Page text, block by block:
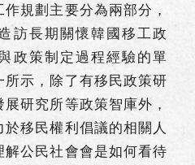
規劃主要分為兩部分，
訪長期關懷韓國移工政
政策制定過程經驗的單
示，除了有移民政策研
研究所等政策智庫外，
移民權利倡議的相關人
公民社會會是如何看待